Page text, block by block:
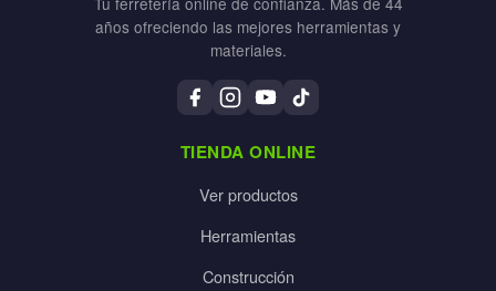
años ofreciendo las mejores herramientas y
materiales.
TIENDA ONLINE
Ver productos
Herramientas
Construcción